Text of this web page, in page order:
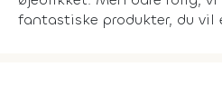
fantastiske produkter, du vil